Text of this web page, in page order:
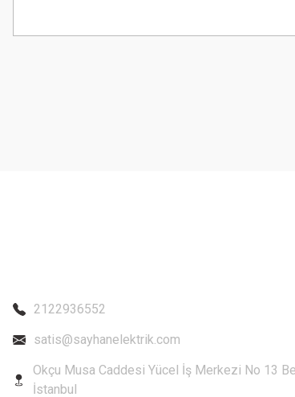
Görüş ve önerileriniz için teşekkür ederiz.
2122936552
satis@sayhanelektrik.com
Okçu Musa Caddesi Yücel İş Merkezi No 13
İstanbul